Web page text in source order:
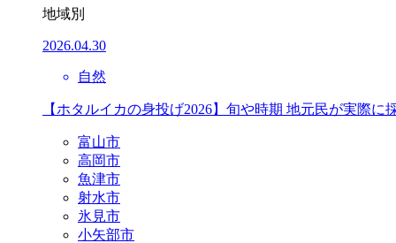
地域別
2026.04.30
自然
【ホタルイカの身投げ2026】旬や時期 地元民が実際に
富山市
高岡市
魚津市
射水市
氷見市
小矢部市